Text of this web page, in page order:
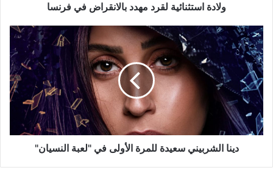
ولادة استثنائية لقرد مهدد بالانقراض في فرنسا
دينا
الشربيني
سعيدة
للمرة
الأولى
في
"لعبة
النسيان"
دينا الشربيني سعيدة للمرة الأولى في "لعبة النسيان"